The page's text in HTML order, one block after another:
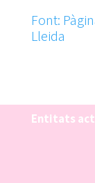
Font:
Lleida
Entitats